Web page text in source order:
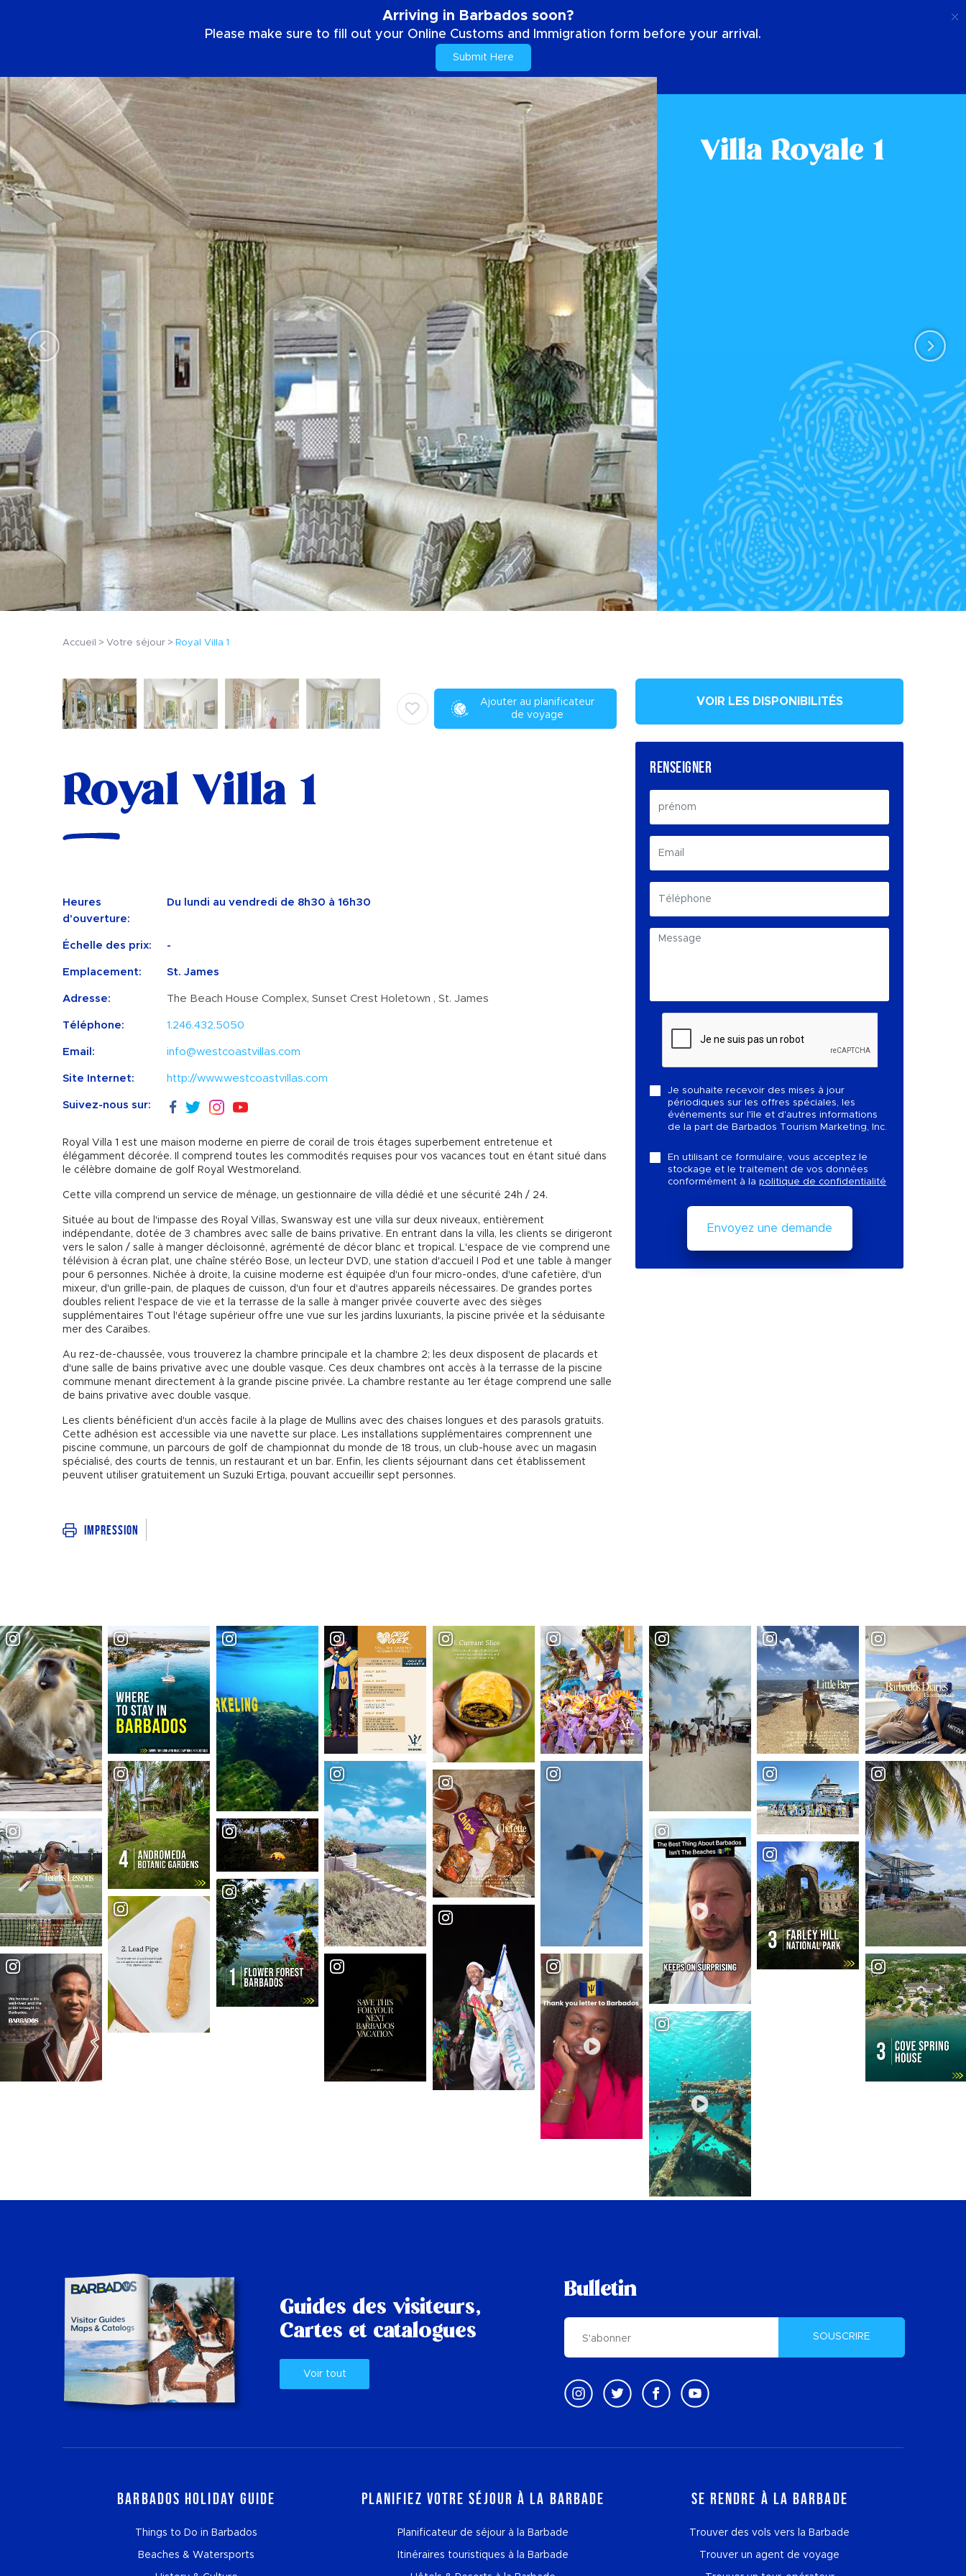
Arriving in Barbados soon?
Please make sure to fill out your Online Customs and Immigration form before your arrival.
Submit Here
Villa Royale 1
Accueil Votre séjour Royal Villa 1
Ajouter au planificateur
de voyage
Royal Villa 1
Heures
d'ouverture:
Du lundi au vendredi de 8h30 à 16h30
Échelle des prix: -
Emplacement: St. James
Adresse: The Beach House Complex, Sunset Crest Holetown , St. James
Téléphone: 1.246.432.5050
Email: info@westcoastvillas.com
Site Internet: http://www.westcoastvillas.com
Suivez-nous sur:
Royal Villa 1 est une maison moderne en pierre de corail de trois étages superbement entretenue et
élégamment décorée. Il comprend toutes les commodités requises pour vos vacances tout en étant situé dans
le célèbre domaine de golf Royal Westmoreland.
Cette villa comprend un service de ménage, un gestionnaire de villa dédié et une sécurité 24h / 24.
Située au bout de l'impasse des Royal Villas, Swansway est une villa sur deux niveaux, entièrement
indépendante, dotée de 3 chambres avec salle de bains privative. En entrant dans la villa, les clients se dirigeront
vers le salon / salle à manger décloisonné, agrémenté de décor blanc et tropical. L'espace de vie comprend une
télévision à écran plat, une chaîne stéréo Bose, un lecteur DVD, une station d'accueil I Pod et une table à manger
pour 6 personnes. Nichée à droite, la cuisine moderne est équipée d'un four micro-ondes, d'une cafetière, d'un
mixeur, d'un grille-pain, de plaques de cuisson, d'un four et d'autres appareils nécessaires. De grandes portes
doubles relient l'espace de vie et la terrasse de la salle à manger privée couverte avec des sièges
supplémentaires Tout l'étage supérieur offre une vue sur les jardins luxuriants, la piscine privée et la séduisante
mer des Caraïbes.
Au rez-de-chaussée, vous trouverez la chambre principale et la chambre 2; les deux disposent de placards et
d'une salle de bains privative avec une double vasque. Ces deux chambres ont accès à la terrasse de la piscine
commune menant directement à la grande piscine privée. La chambre restante au 1er étage comprend une salle
de bains privative avec double vasque.
Les clients bénéficient d'un accès facile à la plage de Mullins avec des chaises longues et des parasols gratuits.
Cette adhésion est accessible via une navette sur place. Les installations supplémentaires comprennent une
piscine commune, un parcours de golf de championnat du monde de 18 trous, un club-house avec un magasin
spécialisé, des courts de tennis, un restaurant et un bar. Enfin, les clients séjournant dans cet établissement
peuvent utiliser gratuitement un Suzuki Ertiga, pouvant accueillir sept personnes.
Impression
VOIR LES DISPONIBILITÉS
RENSEIGNER
Je souhaite recevoir des mises à jour
périodiques sur les offres spéciales, les
événements sur l'île et d'autres informations
de la part de Barbados Tourism Marketing, Inc.
En utilisant ce formulaire, vous acceptez le
stockage et le traitement de vos données
conformément à lapolitique de confidentialité
Guides des visiteurs,
Cartes et catalogues
Voir tout
Bulletin
SOUSCRIRE
Barbados Holiday Guide
Things to Do in Barbados
Beaches & Watersports
Planifiez votre séjour à la Barbade
Planificateur de séjour à la Barbade
Itinéraires touristiques à la Barbade
Se rendre à la Barbade
Trouver des vols vers la Barbade
Trouver un agent de voyage